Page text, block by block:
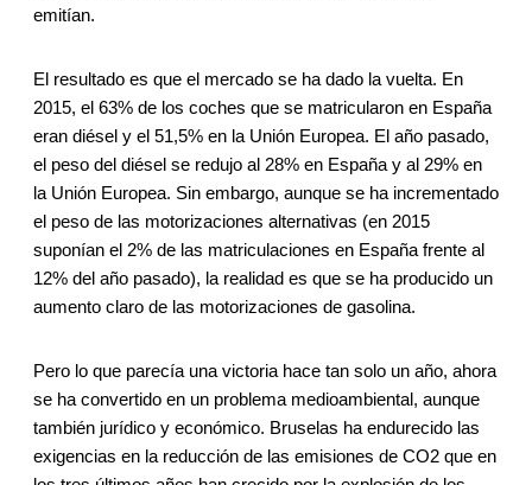
emitían.
El resultado es que el mercado se ha dado la vuelta. En
2015, el 63% de los coches que se matricularon en España
eran diésel y el 51,5% en la Unión Europea. El año pasado,
el peso del diésel se redujo al 28% en España y al 29% en
la Unión Europea. Sin embargo, aunque se ha incrementado
el peso de las motorizaciones alternativas (en 2015
suponían el 2% de las matriculaciones en España frente al
12% del año pasado), la realidad es que se ha producido un
aumento claro de las motorizaciones de gasolina.
Pero lo que parecía una victoria hace tan solo un año, ahora
se ha convertido en un problema medioambiental, aunque
también jurídico y económico. Bruselas ha endurecido las
exigencias en la reducción de las emisiones de CO2 que en